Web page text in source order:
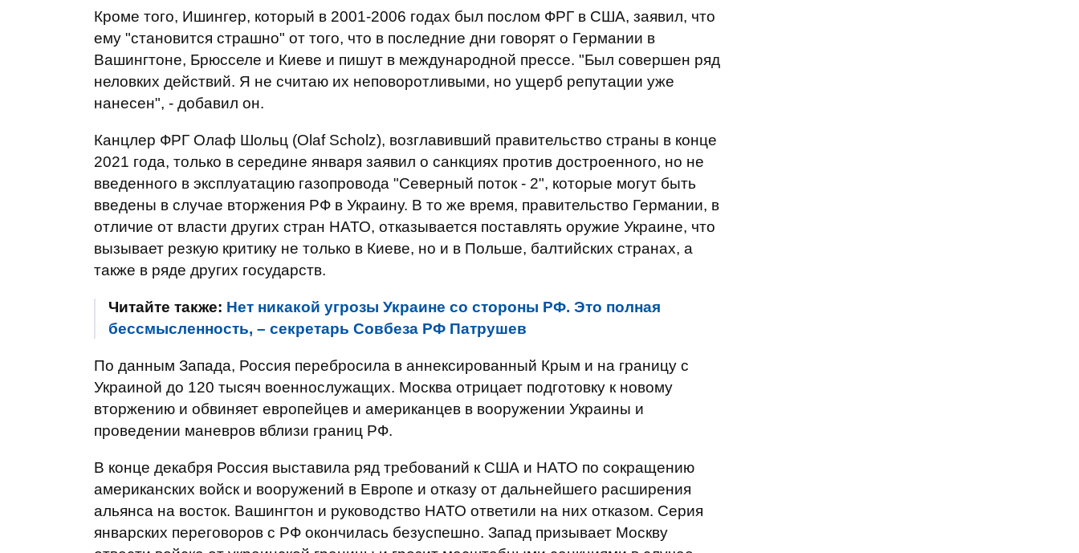
Кроме того, Ишингер, который в 2001-2006 годах был послом ФРГ в США, заявил, что
ему "становится страшно" от того, что в последние дни говорят о Германии в
Вашингтоне, Брюсселе и Киеве и пишут в международной прессе. "Был совершен ряд
неловких действий. Я не считаю их неповоротливыми, но ущерб репутации уже
нанесен", - добавил он.
Канцлер ФРГ Олаф Шольц (Olaf Scholz), возглавивший правительство страны в конце
2021 года, только в середине января заявил о санкциях против достроенного, но не
введенного в эксплуатацию газопровода "Северный поток - 2", которые могут быть
введены в случае вторжения РФ в Украину. В то же время, правительство Германии, в
отличие от власти других стран НАТО, отказывается поставлять оружие Украине, что
вызывает резкую критику не только в Киеве, но и в Польше, балтийских странах, а
также в ряде других государств.
Читайте также: Нет никакой угрозы Украине со стороны РФ. Это полная
бессмысленность, – секретарь Совбеза РФ Патрушев
По данным Запада, Россия перебросила в аннексированный Крым и на границу с
Украиной до 120 тысяч военнослужащих. Москва отрицает подготовку к новому
вторжению и обвиняет европейцев и американцев в вооружении Украины и
проведении маневров вблизи границ РФ.
В конце декабря Россия выставила ряд требований к США и НАТО по сокращению
американских войск и вооружений в Европе и отказу от дальнейшего расширения
альянса на восток. Вашингтон и руководство НАТО ответили на них отказом. Серия
январских переговоров с РФ окончилась безуспешно. Запад призывает Москву